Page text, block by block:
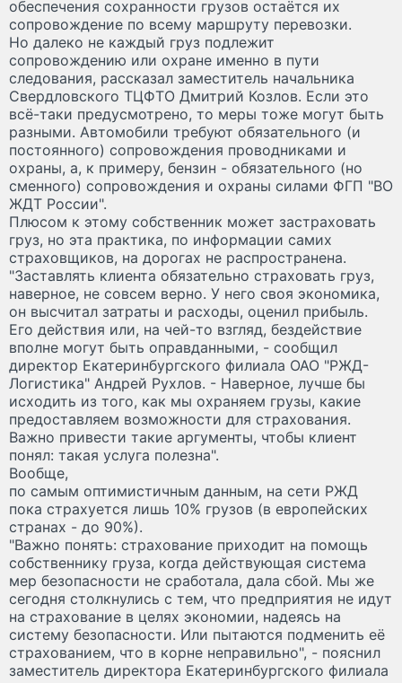
обеспечения сохранности грузов остаётся их
сопровождение по всему маршруту перевозки.
Но далеко не каждый груз подлежит
сопровождению или охране именно в пути
следования, рассказал заместитель начальника
Свердловского ТЦФТО Дмитрий Козлов. Если это
всё-таки предусмотрено, то меры тоже могут быть
разными. Автомобили требуют обязательного (и
постоянного) сопровождения проводниками и
охраны, а, к примеру, бензин - обязательного (но
сменного) сопровождения и охраны силами ФГП "ВО
ЖДТ России".
Плюсом к этому собственник может застраховать
груз, но эта практика, по информации самих
страховщиков, на дорогах не распространена.
"Заставлять клиента обязательно страховать груз,
наверное, не совсем верно. У него своя экономика,
он высчитал затраты и расходы, оценил прибыль.
Его действия или, на чей-то взгляд, бездействие
вполне могут быть оправданными, - сообщил
директор Екатеринбургского филиала ОАО "РЖД-
Логистика" Андрей Рухлов. - Наверное, лучше бы
исходить из того, как мы охраняем грузы, какие
предоставляем возможности для страхования.
Важно привести такие аргументы, чтобы клиент
понял: такая услуга полезна".
Вообще,
по самым оптимистичным данным, на сети РЖД
пока страхуется лишь 10% грузов (в европейских
странах - до 90%).
"Важно понять: страхование приходит на помощь
собственнику груза, когда действующая система
мер безопасности не сработала, дала сбой. Мы же
сегодня столкнулись с тем, что предприятия не идут
на страхование в целях экономии, надеясь на
систему безопасности. Или пытаются подменить её
страхованием, что в корне неправильно", - пояснил
заместитель директора Екатеринбургского филиала